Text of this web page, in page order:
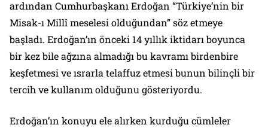
ardından Cumhurbaşkanı Erdoğan “Türkiye’nin bir
Misak-ı Millî meselesi olduğundan” söz etmeye
başladı. Erdoğan’ın önceki 14 yıllık iktidarı boyunca
bir kez bile ağzına almadığı bu kavramı birdenbire
keşfetmesi ve ısrarla telaffuz etmesi bunun bilinçli bir
tercih ve kullanım olduğunu gösteriyordu.
Erdoğan’ın konuyu ele alırken kurduğu cümleler